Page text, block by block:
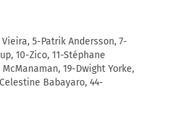
5-Patrik Andersson, 7-
10-Zico, 11-Stéphane
19-Dwight Yorke,
Babayaro, 44-